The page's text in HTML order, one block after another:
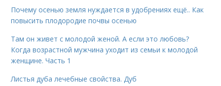
Почему осенью земля нуждается в удобрениях ещё.. Как
повысить плодородие почвы осенью
Там он живет с молодой женой. А если это любовь?
Когда возрастной мужчина уходит из семьи к молодой
женщине. Часть 1
Листья дуба лечебные свойства. Дуб